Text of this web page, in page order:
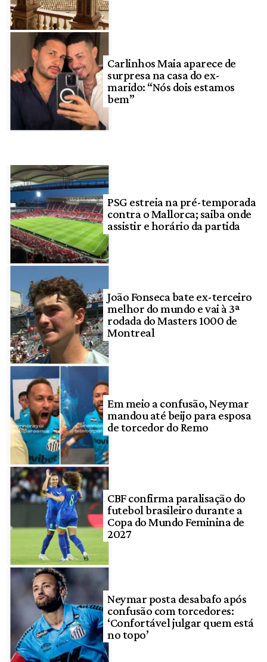
Carlinhos Maia aparece de
surpresa na casa do ex-
marido: “Nós dois estamos
bem”
PSG estreia na pré-temporada
contra o Mallorca; saiba onde
assistir e horário da partida
João Fonseca bate ex-terceiro
melhor do mundo e vai à 3ª
rodada do Masters 1000 de
Montreal
Em meio a confusão, Neymar
mandou até beijo para esposa
de torcedor do Remo
CBF confirma paralisação do
futebol brasileiro durante a
Copa do Mundo Feminina de
2027
Neymar posta desabafo após
confusão com torcedores:
‘Confortável julgar quem está
no topo’